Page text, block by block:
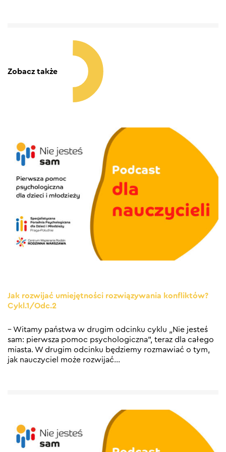
Zobacz także
Jak rozwijać umiejętności rozwiązywania konfliktów?
Cykl.1/Odc.2
– Witamy państwa w drugim odcinku cyklu „Nie jesteś
sam: pierwsza pomoc psychologiczna”, teraz dla całego
miasta. W drugim odcinku będziemy rozmawiać o tym,
jak nauczyciel może rozwijać…